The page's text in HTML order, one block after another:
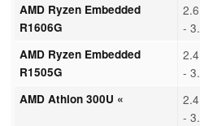
AMD Ryzen Embedded
R1606G
2.6
-
AMD Ryzen Embedded
R1505G
2.4
-
AMD Athlon 300U «
2.4
-